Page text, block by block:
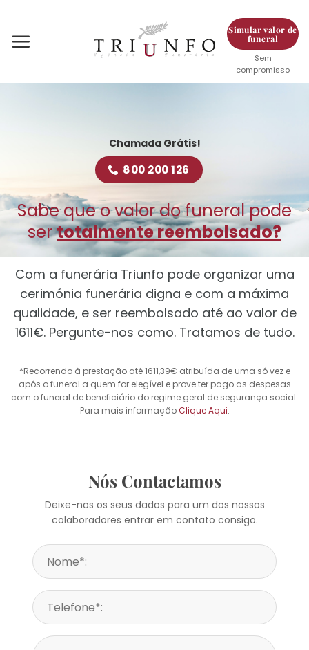
content
Simular valor de
funeral
Sem
compromisso
Chamada Grátis!
800 200 126
Sabe que o valor do funeral pode
sertotalmente reembolsado?
Com a funerária Triunfo pode organizar uma
cerimónia funerária digna e com a máxima
qualidade, e ser reembolsado até ao valor de
1611€. Pergunte-nos como. Tratamos de tudo.
*Recorrendo à prestação até 1611,39€ atribuída de uma só vez e
após o funeral a quem for elegível e prove ter pago as despesas
com o funeral de beneficiário do regime geral de segurança social.
Para mais informaçãoClique Aqui.
Nós Contactamos
Deixe-nos os seus dados para um dos nossos
colaboradores entrar em contato consigo.